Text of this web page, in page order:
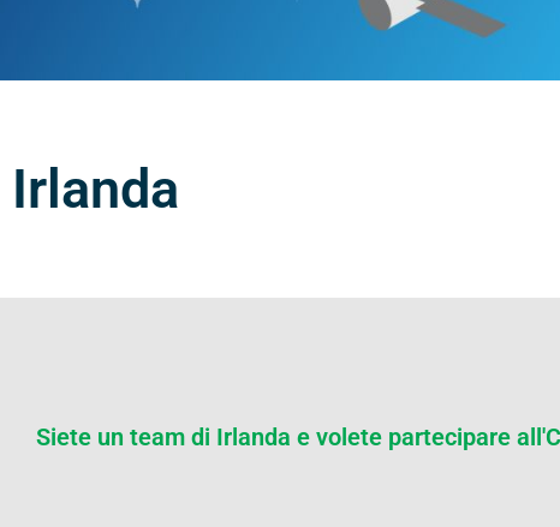
Irlanda
Siete un team di Irlanda e volete partecipare